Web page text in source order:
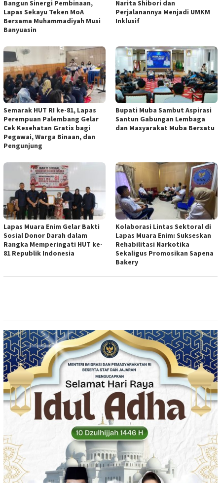
Bangun Sinergi Pembinaan,
Lapas Sekayu Teken MoA
Bersama Muhammadiyah Musi
Banyuasin
Narita Shibori dan
Perjalanannya Menjadi UMKM
Inklusif
Semarak HUT RI ke-81, Lapas
Perempuan Palembang Gelar
Cek Kesehatan Gratis bagi
Pegawai, Warga Binaan, dan
Pengunjung
Bupati Muba Sambut Aspirasi
Santun Gabungan Lembaga
dan Masyarakat Muba Bersatu
Lapas Muara Enim Gelar Bakti
Sosial Donor Darah dalam
Rangka Memperingati HUT ke-
81 Republik Indonesia
Kolaborasi Lintas Sektoral di
Lapas Muara Enim: Sukseskan
Rehabilitasi Narkotika
Sekaligus Promosikan Sapena
Bakery